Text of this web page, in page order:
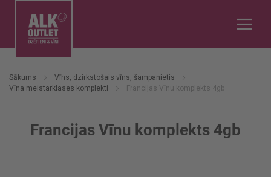
Sākums
Vīns, dzirkstošais vīns, šampanietis
Vīna meistarklases komplekti
Francijas Vīnu komplekts 4gb
Francijas Vīnu komplekts 4gb